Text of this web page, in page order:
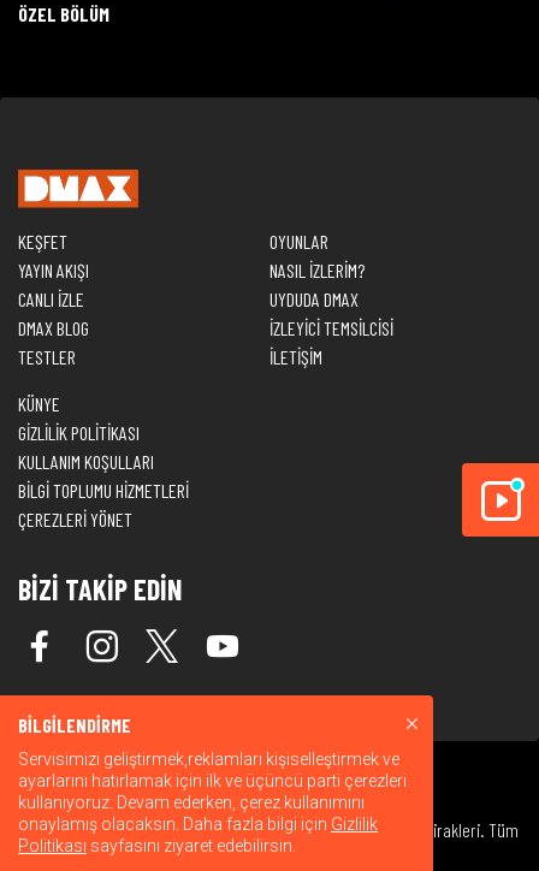
ÖZEL BÖLÜM
KEŞFET
YAYIN AKIŞI
CANLI İZLE
DMAX BLOG
TESTLER
OYUNLAR
NASIL İZLERİM?
UYDUDA DMAX
İZLEYİCİ TEMSİLCİSİ
İLETİŞİM
KÜNYE
GİZLİLİK POLİTİKASI
KULLANIM KOŞULLARI
BİLGİ TOPLUMU HİZMETLERİ
ÇEREZLERİ YÖNET
BİZİ TAKİP EDİN
© 2026 Warner Bros. Discovery, Inc. veya bağlı kuruluşları ve iştirakleri. Tüm
hakları saklıdır.
BİLGİLENDİRME
Servisimizi geliştirmek,reklamları kişiselleştirmek ve
ayarlarını hatırlamak için ilk ve üçüncü parti çerezleri
kullanıyoruz. Devam ederken, çerez kullanımını
onaylamış olacaksın. Daha fazla bilgi için Gizlilik
Politikası sayfasını ziyaret edebilirsin.